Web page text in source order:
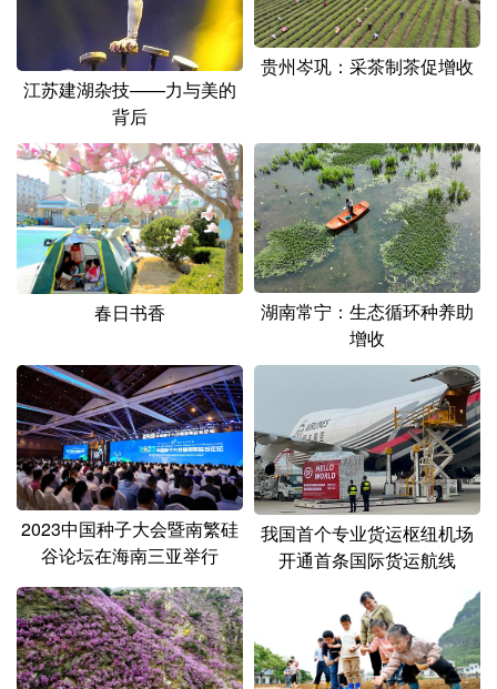
Español Français عربى
Русский язык 日本語 한국어
江苏建湖杂技——力与美的
背后
贵州岑巩：采茶制茶促增收
春日书香
湖南常宁：生态循环种养助
增收
2023中国种子大会暨南繁硅
谷论坛在海南三亚举行
我国首个专业货运枢纽机场
开通首条国际货运航线